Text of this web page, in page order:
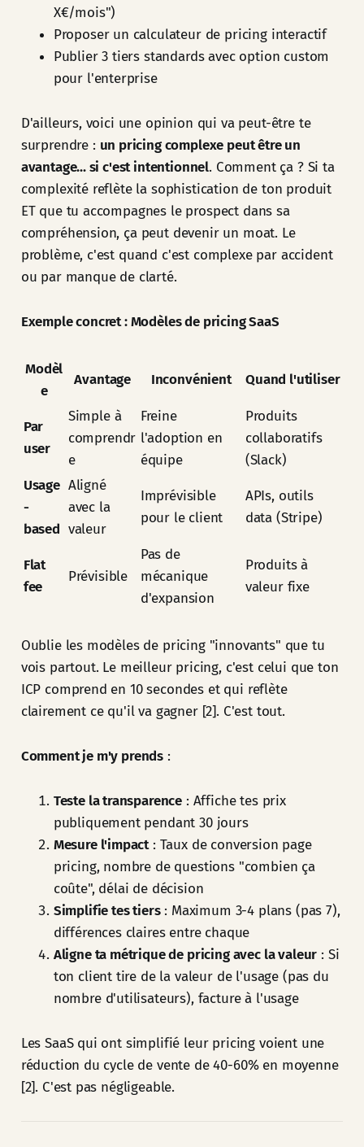
X€/mois")
Proposer un calculateur de pricing interactif
Publier 3 tiers standards avec option custom
pour l'enterprise
D'ailleurs, voici une opinion qui va peut-être te
surprendre : un pricing complexe peut être un
avantage... si c'est intentionnel. Comment ça ? Si ta
complexité reflète la sophistication de ton produit
ET que tu accompagnes le prospect dans sa
compréhension, ça peut devenir un moat. Le
problème, c'est quand c'est complexe par accident
ou par manque de clarté.
Exemple concret : Modèles de pricing SaaS
Modèl
e
Avantage Inconvénient Quand l'utiliser
Par
user
Simple à
comprendr
e
Freine
l'adoption en
équipe
Produits
collaboratifs
(Slack)
Usage
-
based
Aligné
avec la
valeur
Imprévisible
pour le client
APIs, outils
data (Stripe)
Flat
fee
Prévisible
Pas de
mécanique
d'expansion
Produits à
valeur fixe
Oublie les modèles de pricing "innovants" que tu
vois partout. Le meilleur pricing, c'est celui que ton
ICP comprend en 10 secondes et qui reflète
clairement ce qu'il va gagner [2]. C'est tout.
Comment je m'y prends :
Teste la transparence : Affiche tes prix
publiquement pendant 30 jours
Mesure l'impact: Taux de conversion page
pricing, nombre de questions "combien ça
coûte", délai de décision
Simplifie tes tiers: Maximum 3-4 plans (pas 7),
différences claires entre chaque
Aligne ta métrique de pricing avec la valeur : Si
ton client tire de la valeur de l'usage (pas du
nombre d'utilisateurs), facture à l'usage
Les SaaS qui ont simplifié leur pricing voient une
réduction du cycle de vente de 40-60% en moyenne
[2]. C'est pas négligeable.